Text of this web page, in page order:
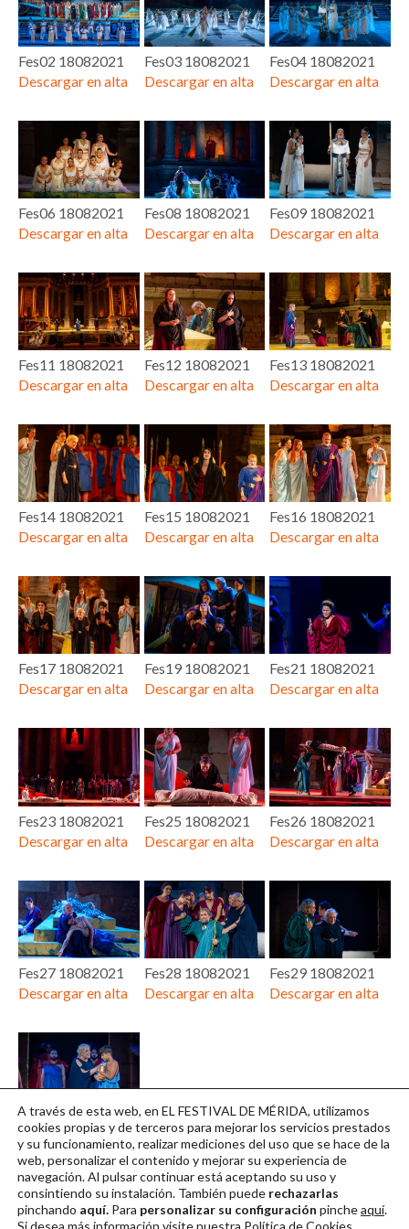
Fes02 18082021
Descargar en alta
Fes03 18082021
Descargar en alta
Fes04 18082021
Descargar en alta
Fes06 18082021
Descargar en alta
Fes08 18082021
Descargar en alta
Fes09 18082021
Descargar en alta
Fes11 18082021
Descargar en alta
Fes12 18082021
Descargar en alta
Fes13 18082021
Descargar en alta
Fes14 18082021
Descargar en alta
Fes15 18082021
Descargar en alta
Fes16 18082021
Descargar en alta
Fes17 18082021
Descargar en alta
Fes19 18082021
Descargar en alta
Fes21 18082021
Descargar en alta
Fes23 18082021
Descargar en alta
Fes25 18082021
Descargar en alta
Fes26 18082021
Descargar en alta
Fes27 18082021
Descargar en alta
Fes28 18082021
Descargar en alta
Fes29 18082021
Descargar en alta
Fes30 18082021
Descargar en alta
A través de esta web, en EL FESTIVAL DE MÉRIDA, utilizamos
cookies propias y de terceros para mejorar los servicios prestados
y su funcionamiento, realizar mediciones del uso que se hace de la
web, personalizar el contenido y mejorar su experiencia de
navegación. Al pulsar continuarestá aceptando su uso y
consintiendo su instalación. También puede rechazarlas
pinchando aquí. Para personalizar su configuración pincheaquí.
Si desea más información visite nuestra Política de Cookies